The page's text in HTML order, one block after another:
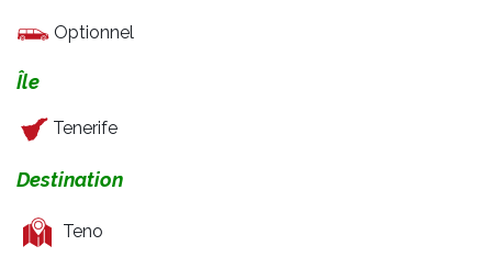
Optionnel
Île
Tenerife
Destination
Teno